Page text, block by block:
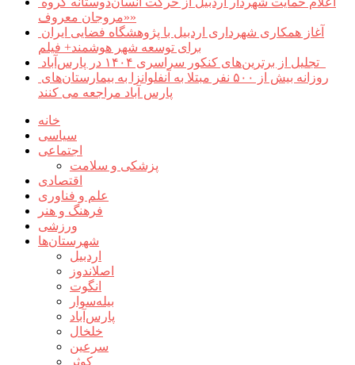
«مروجان معروف»
برای توسعه شهر هوشمند+ فیلم
پارس آباد مراجعه می کنند
خانه
سیاسی
اجتماعی
پزشکی و سلامت
اقتصادی
علم و فناوری
فرهنگ و هنر
ورزشی
شهرستان‌ها
اردبیل
اصلاندوز
انگوت
بیله‌سوار
پارس‌آباد
خلخال
سرعین
کوثر